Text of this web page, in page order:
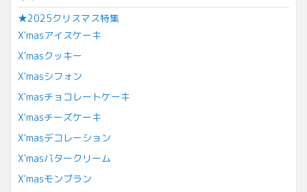
★2025クリスマス特集
X'masアイスケーキ
X'masクッキー
X'masシフォン
X'masチョコレートケーキ
X'masチーズケーキ
X'masデコレーション
X'masバタークリーム
X'masモンブラン